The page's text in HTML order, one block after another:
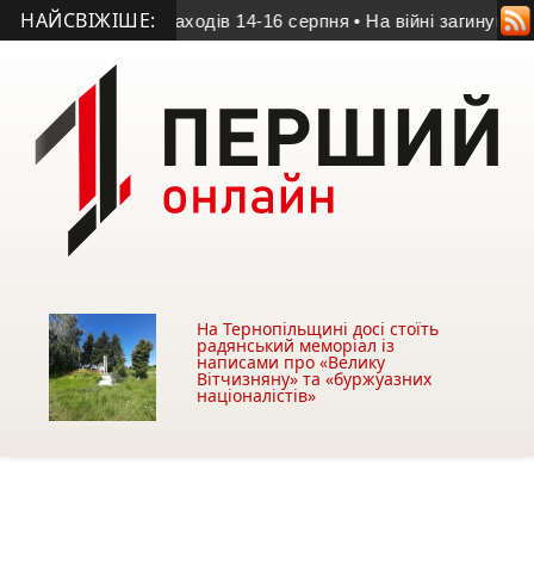
НАЙСВІЖІШЕ:
програма заходів 14-16 серпня • На війні загинув 20-
На Тернопільщині досі стоїть
радянський меморіал із
написами про «Велику
Вітчизняну» та «буржуазних
націоналістів»